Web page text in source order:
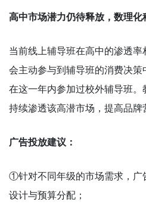
高中市场潜力仍待释放，数理化
当前线上辅导班在高中的渗透
会主动参与到辅导班的消费决
在这一年内参加过校外辅导班。
持续渗透该高潜市场，提高品牌
广告投放建议：
①针对不同年级的市场需求，广
设计与预算分配；